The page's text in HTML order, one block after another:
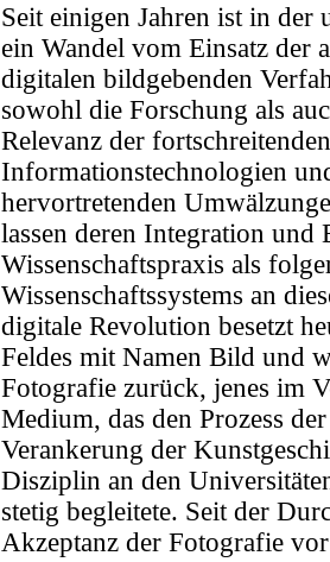
Seit einigen Jahren ist in der
ein Wandel vom Einsatz der
digitalen bildgebenden
sowohl die Forschung als
Relevanz der
Informationstechnologien
hervortretenden
lassen deren Integration und
Wissenschaftspraxis als
Wissenschaftssystems an
digitale Revolution besetzt
Feldes mit Namen Bild und
Fotografie zurück, jenes im
Medium, das den Prozess
Verankerung der
Disziplin an den
stetig begleitete. Seit der
Akzeptanz der Fotografie